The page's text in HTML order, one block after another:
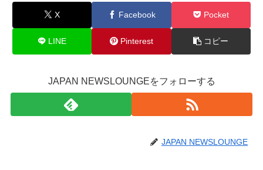
X Facebook Pocket
LINE Pinterest コピー
JAPAN NEWSLOUNGEをフォローする
JAPAN NEWSLOUNGE